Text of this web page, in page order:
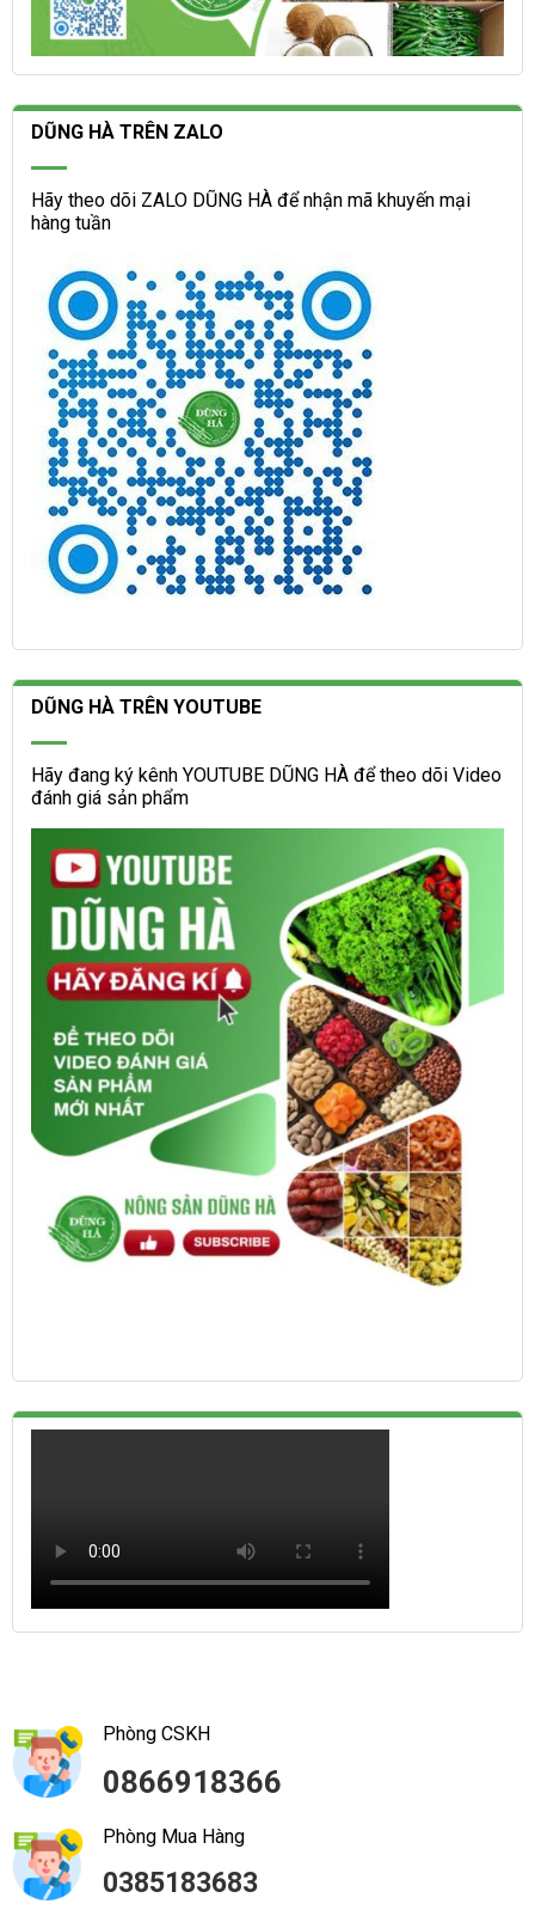
DŨNG HÀ TRÊN ZALO
Hãy theo dõi ZALO DŨNG HÀ để nhận mã khuyến mại
hàng tuần
DŨNG HÀ TRÊN YOUTUBE
Hãy đang ký kênh YOUTUBE DŨNG HÀ để theo dõi Video
đánh giá sản phẩm
Phòng CSKH
0866918366
Phòng Mua Hàng
0385183683